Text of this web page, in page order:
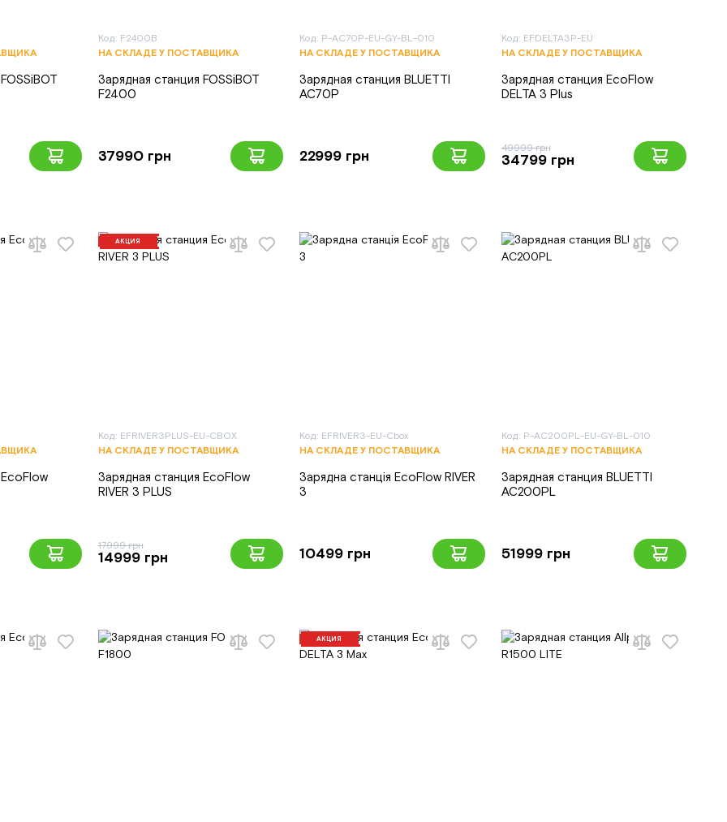
Код: F2400B
НА СКЛАДЕ У ПОСТАВЩИКА
Зарядная станция FOSSiBOT
F2400
37990 грн
Код: P-AC70P-EU-GY-BL-010
НА СКЛАДЕ У ПОСТАВЩИКА
Зарядная станция BLUETTI
AC70P
22999 грн
Код: EFDELTA3P-EU
НА СКЛАДЕ У ПОСТАВЩИКА
Зарядная станция EcoFlow
DELTA 3 Plus
49999 грн
34799 грн
АКЦИЯ
Код: EFRIVER3PLUS-EU-CBOX
НА СКЛАДЕ У ПОСТАВЩИКА
Зарядная станция EcoFlow
RIVER 3 PLUS
17999 грн
14999 грн
Код: EFRIVER3-EU-Cbox
НА СКЛАДЕ У ПОСТАВЩИКА
Зарядна станція EcoFlow RIVER
3
10499 грн
Код: P-AC200PL-EU-GY-BL-010
НА СКЛАДЕ У ПОСТАВЩИКА
Зарядная станция BLUETTI
AC200PL
51999 грн
АКЦИЯ